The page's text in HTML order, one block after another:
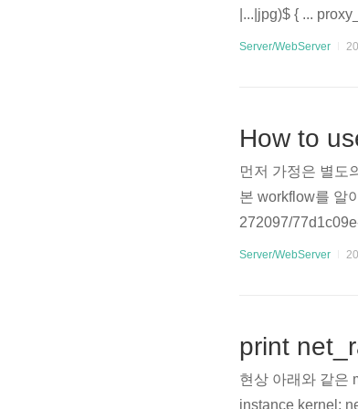
|...|jpg)$ { ...
html; ... } location
Server/WebServer
How to
먼저 가정은 별도
본 workflow를 알
272097/
되어질 위치를 확
Server/WebServer
print
현상 아래와 같은
instance kernel: